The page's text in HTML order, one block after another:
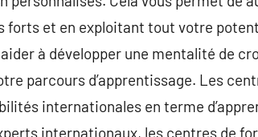
et en exploitant tout votre
à développer une mentalité de
parcours d’apprentissage. Les
internationales en terme
internationaux, les centres de